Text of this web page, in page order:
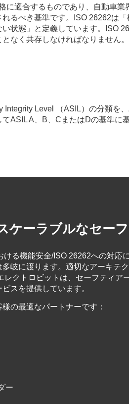
に適合するものであり、自動車
るべき基準です。ISO 26262は
状態」と定義しています。ISO
なく共存しなければなりません。
Integrity Level （ASIL）の分類を
ASIL A、B、CまたはDの基準に
ケーラブルなセー
る機能安全/ISO 26262への対
多岐に渡ります。適切なアーキ
レクトロビットは、セーフティ
スを提供しています。
の最適なパートナーです：
ー